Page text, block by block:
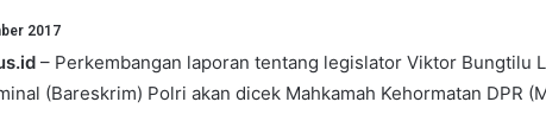
2017
– Perkembangan laporan tentang legislator Viktor Bungtilu
(Bareskrim) Polri akan dicek Mahkamah Kehormatan DPR